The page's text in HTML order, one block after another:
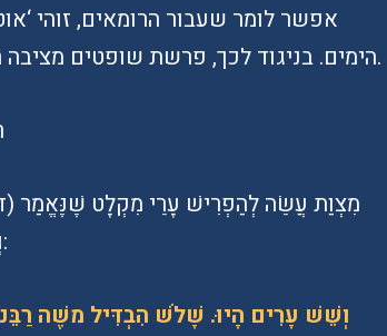
אפשר לומר שעבור הרומאים, זוהי
הימים. בניגוד לכך, פרשת שופטים מציבה חזון שונה לחלוטין, וזה קשור לערי מקלט.
וְאֵין עָרֵי מִקְלָט נוֹהֲגוֹת אֶלָּא בְּאֶרֶץ יִשְׂרָאֵל: